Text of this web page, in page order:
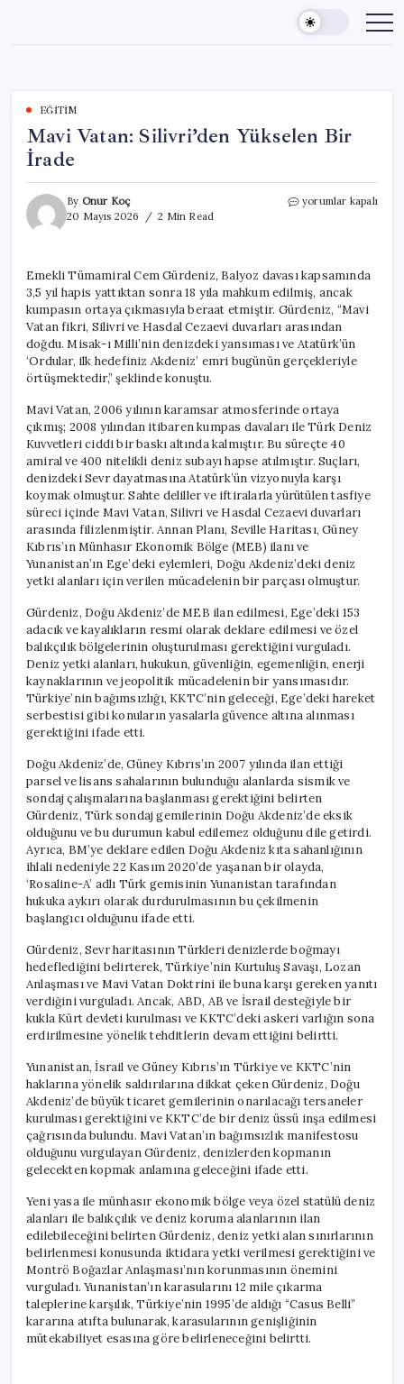
content
EĞITIM
Mavi Vatan: Silivri’den Yükselen Bir
İrade
By Onur Koç
20 Mayıs 2026
2 Min Read
Mavi
İrade
için
yorumlar kapalı
Emekli Tümamiral Cem Gürdeniz, Balyoz davası kapsamında
3,5 yıl hapis yattıktan sonra 18 yıla mahkum edilmiş, ancak
kumpasın ortaya çıkmasıyla beraat etmiştir. Gürdeniz, “Mavi
Vatan fikri, Silivri ve Hasdal Cezaevi duvarları arasından
doğdu. Misak-ı Milli’nin denizdeki yansıması ve Atatürk’ün
‘Ordular, ilk hedefiniz Akdeniz’ emri bugünün gerçekleriyle
örtüşmektedir,” şeklinde konuştu.
Mavi Vatan, 2006 yılının karamsar atmosferinde ortaya
çıkmış; 2008 yılından itibaren kumpas davaları ile Türk Deniz
Kuvvetleri ciddi bir baskı altında kalmıştır. Bu süreçte 40
amiral ve 400 nitelikli deniz subayı hapse atılmıştır. Suçları,
denizdeki Sevr dayatmasına Atatürk’ün vizyonuyla karşı
koymak olmuştur. Sahte deliller ve iftiralarla yürütülen tasfiye
süreci içinde Mavi Vatan, Silivri ve Hasdal Cezaevi duvarları
arasında filizlenmiştir. Annan Planı, Seville Haritası, Güney
Kıbrıs’ın Münhasır Ekonomik Bölge (MEB) ilanı ve
Yunanistan’ın Ege’deki eylemleri, Doğu Akdeniz’deki deniz
yetki alanları için verilen mücadelenin bir parçası olmuştur.
Gürdeniz, Doğu Akdeniz’de MEB ilan edilmesi, Ege’deki 153
adacık ve kayalıkların resmi olarak deklare edilmesi ve özel
balıkçılık bölgelerinin oluşturulması gerektiğini vurguladı.
Deniz yetki alanları, hukukun, güvenliğin, egemenliğin, enerji
kaynaklarının ve jeopolitik mücadelenin bir yansımasıdır.
Türkiye’nin bağımsızlığı, KKTC’nin geleceği, Ege’deki hareket
serbestisi gibi konuların yasalarla güvence altına alınması
gerektiğini ifade etti.
Doğu Akdeniz’de, Güney Kıbrıs’ın 2007 yılında ilan ettiği
parsel ve lisans sahalarının bulunduğu alanlarda sismik ve
sondaj çalışmalarına başlanması gerektiğini belirten
Gürdeniz, Türk sondaj gemilerinin Doğu Akdeniz’de eksik
olduğunu ve bu durumun kabul edilemez olduğunu dile getirdi.
Ayrıca, BM’ye deklare edilen Doğu Akdeniz kıta sahanlığının
ihlali nedeniyle 22 Kasım 2020’de yaşanan bir olayda,
‘Rosaline-A’ adlı Türk gemisinin Yunanistan tarafından
hukuka aykırı olarak durdurulmasının bu çekilmenin
başlangıcı olduğunu ifade etti.
Gürdeniz, Sevr haritasının Türkleri denizlerde boğmayı
hedeflediğini belirterek, Türkiye’nin Kurtuluş Savaşı, Lozan
Anlaşması ve Mavi Vatan Doktrini ile buna karşı gereken yanıtı
verdiğini vurguladı. Ancak, ABD, AB ve İsrail desteğiyle bir
kukla Kürt devleti kurulması ve KKTC’deki askeri varlığın sona
erdirilmesine yönelik tehditlerin devam ettiğini belirtti.
Yunanistan, İsrail ve Güney Kıbrıs’ın Türkiye ve KKTC’nin
haklarına yönelik saldırılarına dikkat çeken Gürdeniz, Doğu
Akdeniz’de büyük ticaret gemilerinin onarılacağı tersaneler
kurulması gerektiğini ve KKTC’de bir deniz üssü inşa edilmesi
çağrısında bulundu. Mavi Vatan’ın bağımsızlık manifestosu
olduğunu vurgulayan Gürdeniz, denizlerden kopmanın
gelecekten kopmak anlamına geleceğini ifade etti.
Yeni yasa ile münhasır ekonomik bölge veya özel statülü deniz
alanları ile balıkçılık ve deniz koruma alanlarının ilan
edilebileceğini belirten Gürdeniz, deniz yetki alan sınırlarının
belirlenmesi konusunda iktidara yetki verilmesi gerektiğini ve
Montrö Boğazlar Anlaşması’nın korunmasının önemini
vurguladı. Yunanistan’ın karasularını 12 mile çıkarma
taleplerine karşılık, Türkiye’nin 1995’de aldığı “Casus Belli”
kararına atıfta bulunarak, karasularının genişliğinin
mütekabiliyet esasına göre belirleneceğini belirtti.